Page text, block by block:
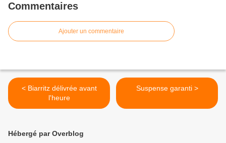
Commentaires
Ajouter un commentaire
< Biarritz délivrée avant
l'heure
Suspense garanti >
Hébergé par Overblog